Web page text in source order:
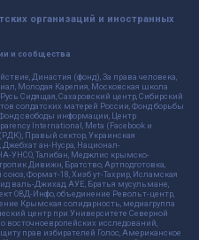
организаций и иностранных
и сообщества
Династия (фонд), За права человека,
Молодая Карелия, Московская школа
Сидящая, Сахаровский центр, Сибирский
солдатских матерей России, Фонд борьбы
свободы информации, Центр
International, Meta (Facebook и
Правый сектор, Украинская
ан-Нусра, Национал-
УНСО, Талибан, Меджлис крымско-
Дивижн, Братство, Артподготовка,
Формат-18, Хизб ут-Тахрир, Исламская
валь-Джихад, АУЕ, Братья мусульмане,
ОВД-Инфо, объединение Револьт-центр,
Крымская солидарность, медиагруппа
центр при Университете Северной
исследований,
прав избирателей Голос, Американское